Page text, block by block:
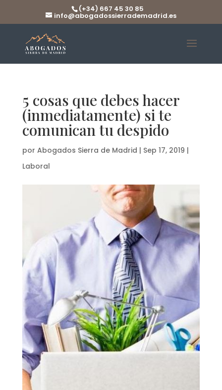
(+34) 667 45 30 85
info@abogadossierrademadrid.es
5 cosas que debes hacer
(inmediatamente) si te
comunican tu despido
por Abogados Sierra de Madrid | Sep 17, 2019 |
Laboral